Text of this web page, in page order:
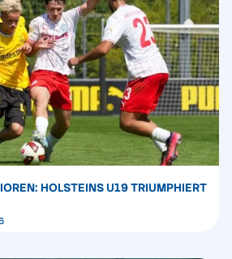
HOLSTEINS U19 TRIUMPHIERT